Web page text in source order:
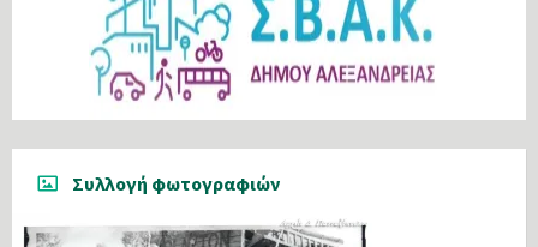
Συλλογή φωτογραφιών